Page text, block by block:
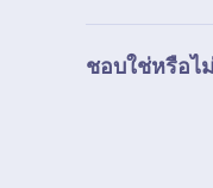
ชอบใช่หรือไ